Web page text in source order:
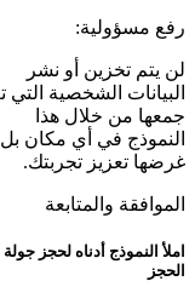
رفع مسؤولية:
لن يتم تخزين أو نشر
البيانات الشخصية التي
جمعها من خلال هذا
النموذج في أي مكان بل
غرضها تعزيز تجربتك.
الموافقة والمتابعة
املأ النموذج أدناه لحجز
الحجز